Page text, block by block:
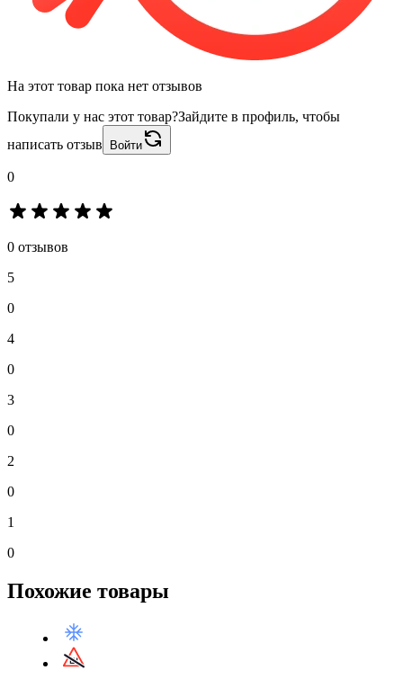
На этот товар пока нет отзывов
Покупали у нас этот товар?Зайдите в профиль, чтобы
написать отзыв
Войти
0
0 отзывов
5
0
4
0
3
0
2
0
1
0
Похожие товары